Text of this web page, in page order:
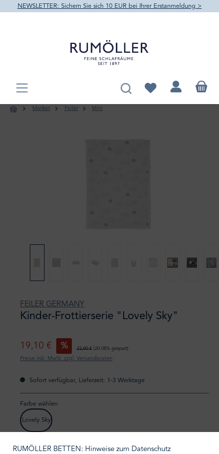
springen
NEWSLETTER: Sichern Sie sich 10 EUR bei Ihrer Erstanmeldung >
Du hast 0 Produkte
Marken Feiler Mini
FEILER GERMANY
Kinder-Frottierserie "Lovely Sky"
19,10 € % 23,90 € (20.08% gespart)
Preise inkl. MwSt. zzgl. Versandkosten
Sofort verfügbar, Lieferzeit: 1-3 Werktage
Farbe wählen
Lovely Sky
Größe wählenauswählen
RUMÖLLER BETTEN: Hinweise zum Datenschutz